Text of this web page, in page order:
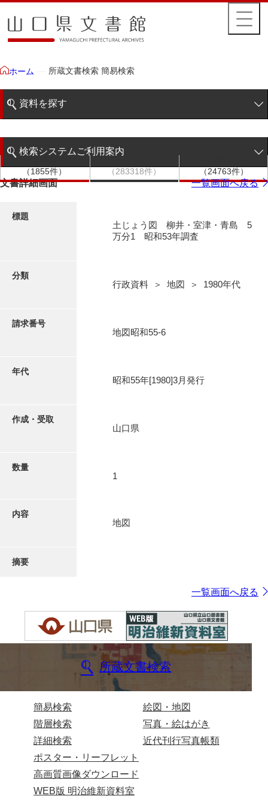
ホーム 所蔵文書検索 簡易検索
資料を探す
階層検索
写真・絵はがき
検索システムご利用案内
検索システムの利用について
（1855件）
（283318件）
（24763件）
文書詳細画面 一覧画面へ戻る
標題
土じょう図 柳井・室津・青島 5
万分1 昭和53年調査
分類
行政資料 ＞ 地図 ＞ 1980年代
請求番号
地図昭和55-6
年代
昭和55年[1980]3月発行
作成・受取
山口県
数量
1
内容
地図
摘要
一覧画面へ戻る
所蔵文書検索
簡易検索
階層検索
詳細検索
絵図・地図
写真・絵はがき
近代刊行写真帳類
ポスター・リーフレット
高画質画像ダウンロード
WEB版 明治維新資料室